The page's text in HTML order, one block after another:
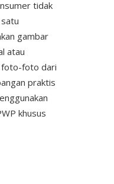
tidak
gambar
atau
foto-foto dari
praktis
khusus